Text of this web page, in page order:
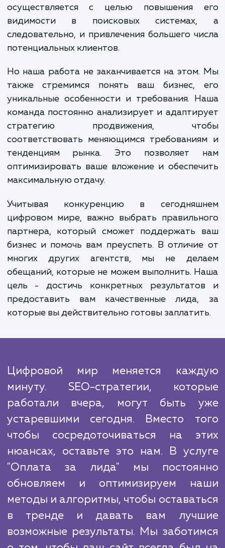
самое важное, должен работать на вас.
здесь наши специалисты по
сайтов вступают в игру.
Наши задачи включают в себя
анализ вашего сайта, изучение его
оптимизацию контента,
технического SEO-аудита, повышение
безопасности сайта и многое другое. Все
осуществляется с целью повышения
видимости в поисковых
следовательно, и привлечения большего
Но наша работа не заканчивается на
также стремимся понять ваш бизнес,
уникальные особенности и требования.
команда постоянно анализирует и
стратегию продвижения,
тенденциям рынка. Это позволяет
максимальную отдачу.
Учитывая конкуренцию в
цифровом мире, важно выбрать
партнера, который сможет поддержать
бизнес и помочь вам преуспеть. В
многих других агентств, мы не
обещаний, которые не можем выполнить.
цель - достичь конкретных
предоставить вам качественные
которые вы действительно готовы